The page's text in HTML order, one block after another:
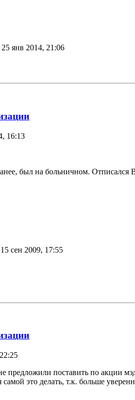
янв 2014, 21:06
16:13
был на больничном.
сен 2009, 17:55
предложили поставить по акции
самой это делать, т.к. больше